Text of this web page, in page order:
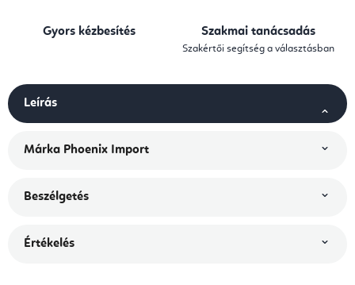
Gyors kézbesítés Szakmai tanácsadás
Szakértői segítség a választásban
Leírás
Márka Phoenix Import
Beszélgetés
Értékelés